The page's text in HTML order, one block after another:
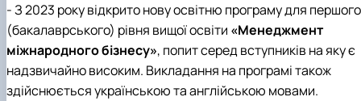
- З 2023 року відкрито нову освітню програму для першого
(бакалаврського) рівня вищої освіти «Менеджмент
міжнародного бізнесу», попит серед вступників на яку є
надзвичайно високим. Викладання на програмі також
здійснюється українською та англійською мовами.